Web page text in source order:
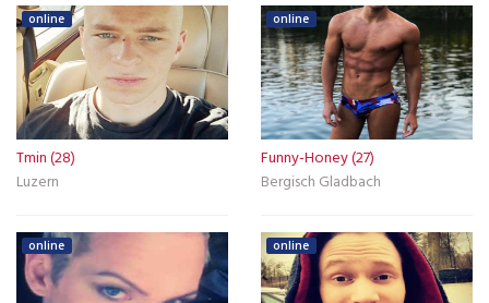
online
Tmin (28)
Luzern
online
Funny-Honey (27)
Bergisch Gladbach
online online